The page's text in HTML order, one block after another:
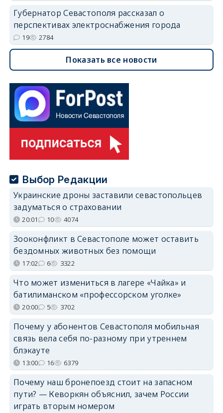
Губернатор Севастополя рассказал о
перспективах электроснабжения города
19 2784
Показать все новости
Выбор Редакции
Украинские дроны заставили севастопольцев
задуматься о страховании
20:01 10 4074
Зооконфликт в Севастополе может оставить
бездомных животных без помощи
17:02 6 3322
Что может измениться в лагере «Чайка» и
батилиманском «профессорском уголке»
20:00 5 3702
Почему у абонентов Севастополя мобильная
связь вела себя по-разному при утреннем
блэкауте
13:00 16 6379
Почему наш бронепоезд стоит на запасном
пути? — Кеворкян объяснил, зачем России
играть вторым номером